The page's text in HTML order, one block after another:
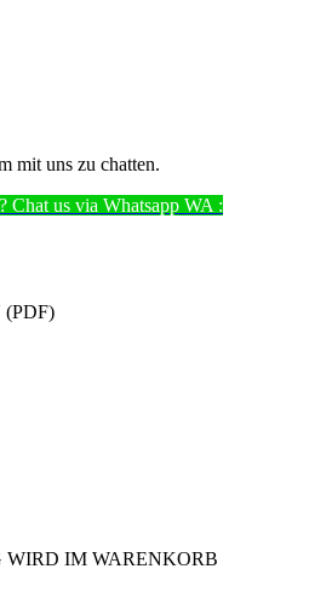
mit uns zu chatten.
Chat us via Whatsapp WA :
IM WARENKORB